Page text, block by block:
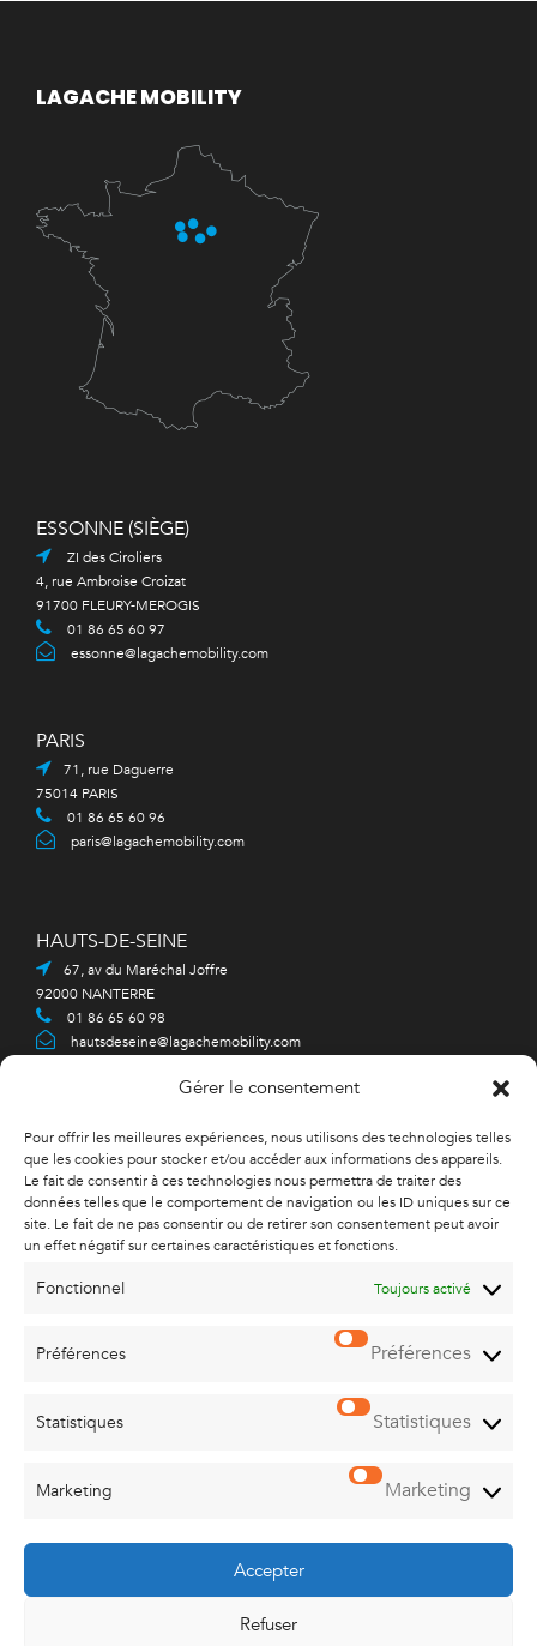
Gérer le consentement
Pour offrir les meilleures expériences, nous utilisons des technologies telles
que les cookies pour stocker et/ou accéder aux informations des appareils.
Le fait de consentir à ces technologies nous permettra de traiter des
données telles que le comportement de navigation ou les ID uniques sur ce
site. Le fait de ne pas consentir ou de retirer son consentement peut avoir
un effet négatif sur certaines caractéristiques et fonctions.
Fonctionnel Toujours activé
Préférences Préférences
Statistiques Statistiques
Marketing Marketing
Accepter
Refuser
LAGACHE MOBILITY
ESSONNE (SIÈGE)
ZI des Ciroliers
4, rue Ambroise Croizat
91700 FLEURY-MEROGIS
01 86 65 60 97
essonne@lagachemobility.com
PARIS
71, rue Daguerre
75014 PARIS
01 86 65 60 96
paris@lagachemobility.com
HAUTS-DE-SEINE
67, av du Maréchal Joffre
92000 NANTERRE
01 86 65 60 98
hautsdeseine@lagachemobility.com
YVELINES
18, bvd Libération
78220 VIROFLAY
01 86 65 60 95
SEINE ET MARNE
1015, rue du Maréchal Juin
77000 MELUN - VAUX LE PENIL
seineetmarne@lagachemobility.com